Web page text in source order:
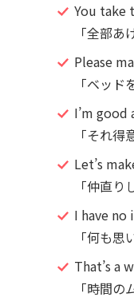
You take
「全部あ
Please
「ベッド
I’m good
「それ得
Let’s
「仲直り
I have no
「何も思
That’s a
「時間の